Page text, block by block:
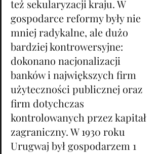
też sekularyzacji kraju. W
gospodarce reformy były nie
mniej radykalne, ale dużo
bardziej kontrowersyjne:
dokonano nacjonalizacji
banków i największych firm
użyteczności publicznej oraz
firm dotychczas
kontrolowanych przez kapitał
zagraniczny. W 1930 roku
Urugwaj był gospodarzem 1